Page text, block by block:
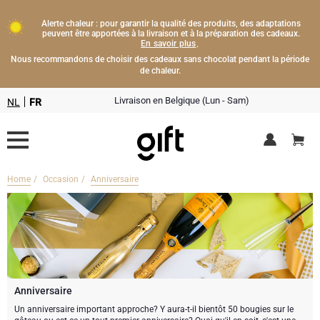
Alerte chaleur : pour garantir la qualité des produits, des adaptations
peuvent être apportées à la livraison et à la préparation des cadeaux.
En savoir plus.
Nous recommandons de choisir des cadeaux sans chocolat pendant la période
de chaleur.
Livraison en Belgique (Lun - Sam)
NL FR
Livraison fleurs
Boissons
Cadeaux champagne
Bouteille de Champagne
Chocolat
Type de cadeau
Lifestyle
Home Occasion Anniversaire
Anniversaire
Un anniversaire important approche? Y aura-t-il bientôt 50 bougies sur le